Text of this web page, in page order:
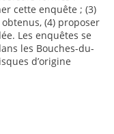
cette enquête ; (3)
(4) proposer
Les enquêtes se
les Bouches-du-
d’origine